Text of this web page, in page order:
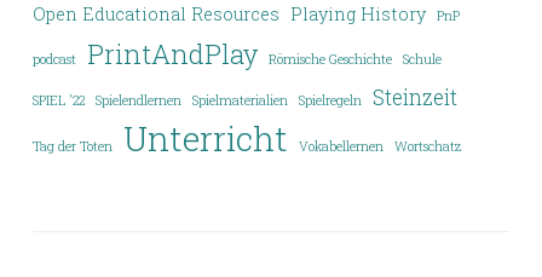
Open Educational Resources Playing History PnP
podcast PrintAndPlay Römische Geschichte Schule
SPIEL '22 Spielendlernen Spielmaterialien Spielregeln Steinzeit
Tag der Toten Unterricht Vokabellernen Wortschatz